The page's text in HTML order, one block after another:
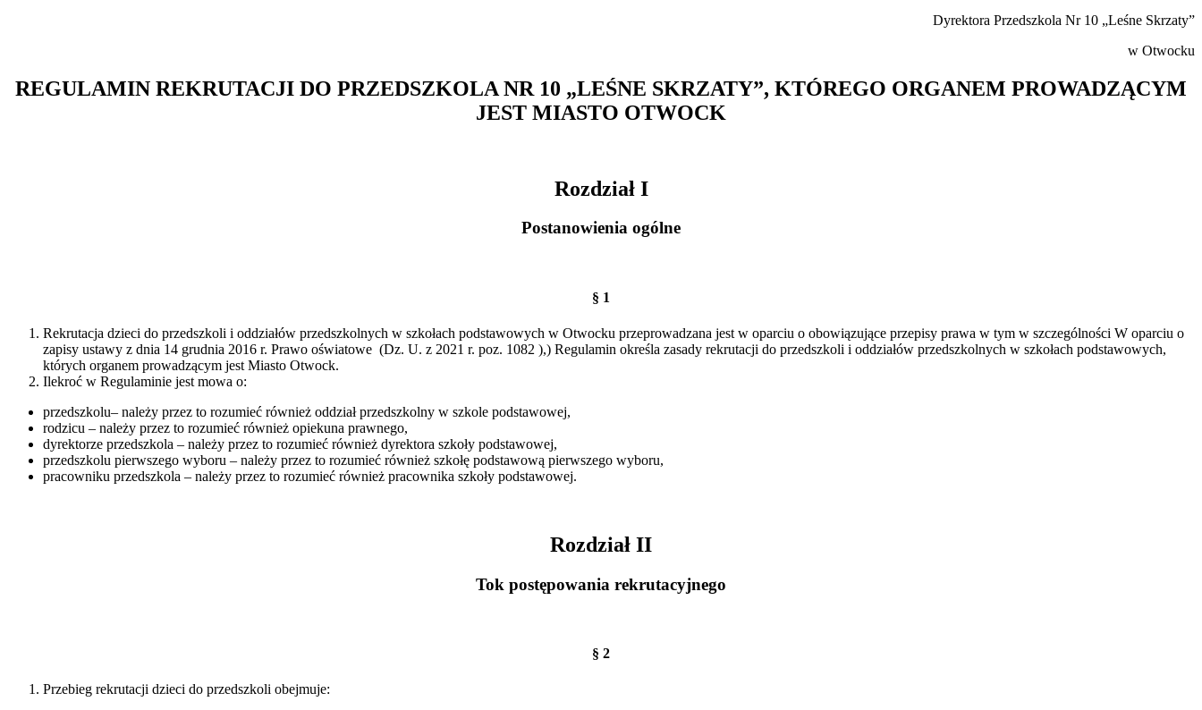
Dyrektora Przedszkola Nr 10 „Leśne Skrzaty”
w Otwocku
REGULAMIN REKRUTACJI DO PRZEDSZKOLA NR 10 „LEŚNE SKRZATY”, KTÓREGO ORGANEM PROWADZĄCYM
JEST MIASTO OTWOCK
Rozdział I
Postanowienia ogólne
§ 1
Rekrutacja dzieci do przedszkoli i oddziałów przedszkolnych w szkołach podstawowych w Otwocku przeprowadzana jest w oparciu o obowiązujące przepisy prawa w tym w szczególności W oparciu o
zapisy ustawy z dnia 14 grudnia 2016 r. Prawo oświatowe (Dz. U. z 2021 r. poz. 1082 ),) Regulamin określa zasady rekrutacji do przedszkoli i oddziałów przedszkolnych w szkołach podstawowych,
których organem prowadzącym jest Miasto Otwock.
Ilekroć w Regulaminie jest mowa o:
przedszkolu– należy przez to rozumieć również oddział przedszkolny w szkole podstawowej,
rodzicu – należy przez to rozumieć również opiekuna prawnego,
dyrektorze przedszkola – należy przez to rozumieć również dyrektora szkoły podstawowej,
przedszkolu pierwszego wyboru – należy przez to rozumieć również szkołę podstawową pierwszego wyboru,
pracowniku przedszkola – należy przez to rozumieć również pracownika szkoły podstawowej.
Rozdział II
Tok postępowania rekrutacyjnego
§ 2
Przebieg rekrutacji dzieci do przedszkoli obejmuje: